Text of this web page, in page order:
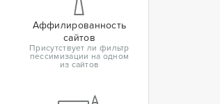
Аффилированность
сайтов
Присутствует ли фильтр
пессимизации на одном
из сайтов